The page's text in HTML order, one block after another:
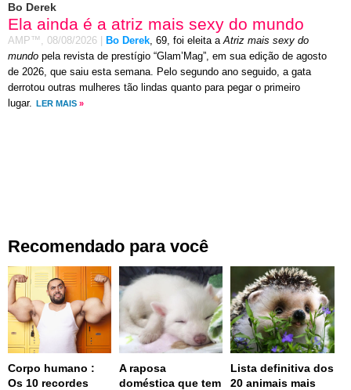
Bo Derek
Ela ainda é a atriz mais sexy do mundo
AMP™, 08/08/2026 Bo Derek, 69, foi eleita aAtriz mais sexy do
mundo pela revista de prestígio “Glam’Mag”, em sua edição de agosto
de 2026, que saiu esta semana. Pelo segundo ano seguido, a gata
derrotou outras mulheres tão lindas quanto para pegar o primeiro
lugar.
LER MAIS »
Recomendado para você
Corpo humano :
Os 10 recordes
A raposa
doméstica que tem
Lista definitiva dos
20 animais mais